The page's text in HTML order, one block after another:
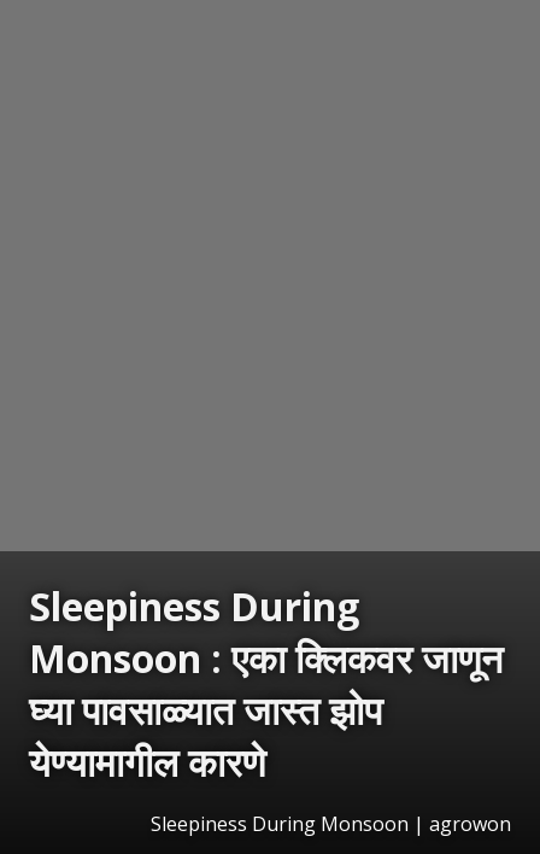
Sleepiness During
Monsoon : एका क्लिकवर जाणून
घ्या पावसाळ्यात जास्त झोप
येण्यामागील कारणे
Sleepiness During Monsoon | agrowon